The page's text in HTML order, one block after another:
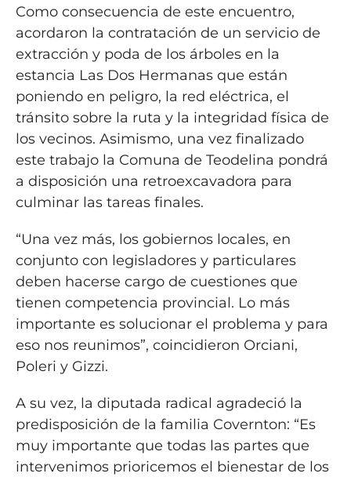
Como consecuencia de este encuentro,
acordaron la contratación de un servicio de
extracción y poda de los árboles en la
estancia Las Dos Hermanas que están
poniendo en peligro, la red eléctrica, el
tránsito sobre la ruta y la integridad física de
los vecinos. Asimismo, una vez finalizado
este trabajo la Comuna de Teodelina pondrá
a disposición una retroexcavadora para
culminar las tareas finales.
“Una vez más, los gobiernos locales, en
conjunto con legisladores y particulares
deben hacerse cargo de cuestiones que
tienen competencia provincial. Lo más
importante es solucionar el problema y para
eso nos reunimos”, coincidieron Orciani,
Poleri y Gizzi.
A su vez, la diputada radical agradeció la
predisposición de la familia Covernton: “Es
muy importante que todas las partes que
intervenimos prioricemos el bienestar de los